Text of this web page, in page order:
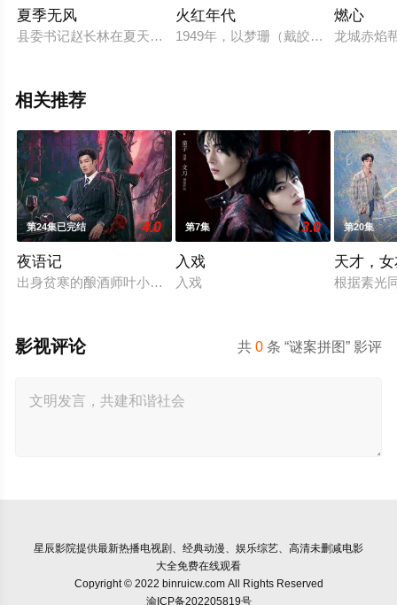
夏季无风
县委书记赵长林在夏天遇到了人生的最大困境，市委要求县里
火红年代
1949年，以梦珊（戴皎倩 饰）、曲
燃心
龙城赤焰
相关推荐
第24集已完结 4.0
夜语记
出身贫寒的酿酒师叶小唯遭遇爱人程桉、恩师林晚媚的双重背
第7集 3.0
入戏
入戏
第20集
天才，
根据素光
共0 条 “谜案拼图” 影评
影视评论
星辰影院提供最新热播电视剧、经典动漫、娱乐综艺、高清未删减电影
大全免费在线观看
Copyright © 2022 binruicw.com All Rights Reserved
渝ICP备202205819号